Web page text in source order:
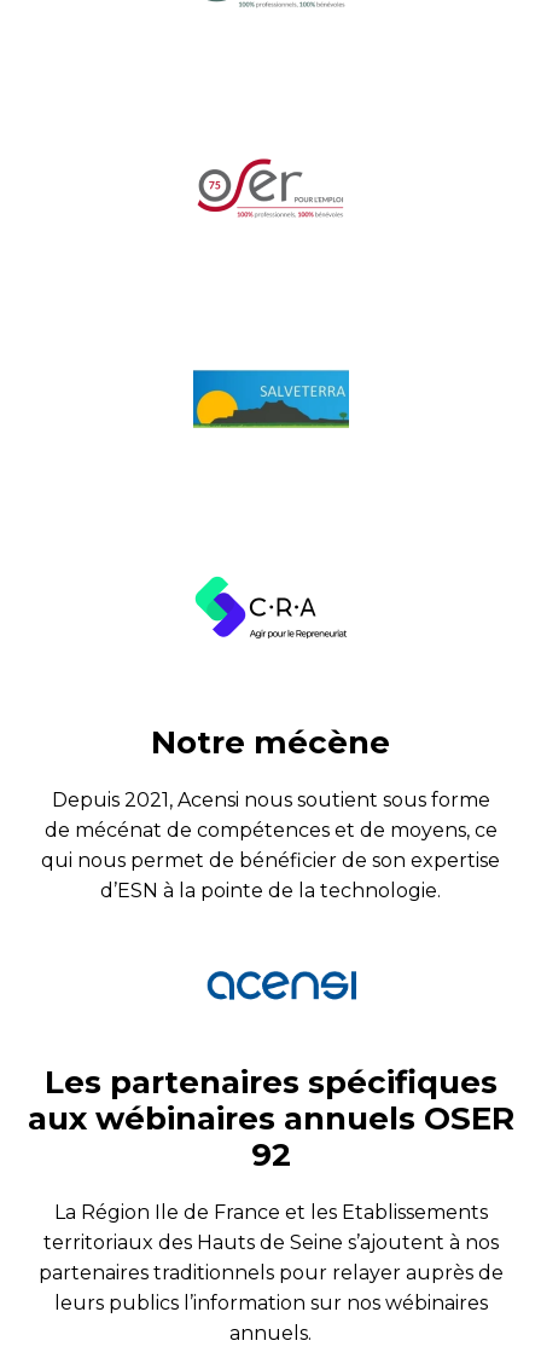
Notre mécène
Depuis 2021, Acensi nous soutient sous forme
de mécénat de compétences et de moyens, ce
qui nous permet de bénéficier de son expertise
d’ESN à la pointe de la technologie.
Les partenaires spécifiques
aux wébinaires annuels OSER
92
La Région Ile de France et les Etablissements
territoriaux des Hauts de Seine s’ajoutent à nos
partenaires traditionnels pour relayer auprès de
leurs publics l’information sur nos wébinaires
annuels.